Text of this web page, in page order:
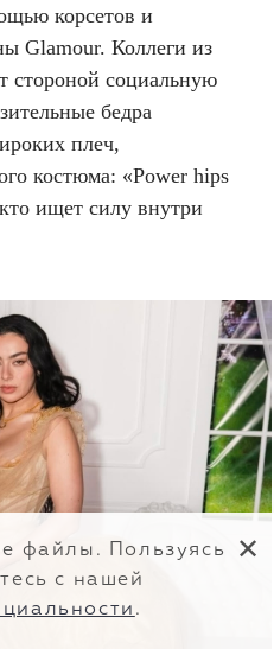
корсетов и
Glamour. Коллеги из
стороной социальную
бедра
плеч,
костюма: «Power hips
ищет силу внутри
файлы. Пользуясь
с нашей
.
✕